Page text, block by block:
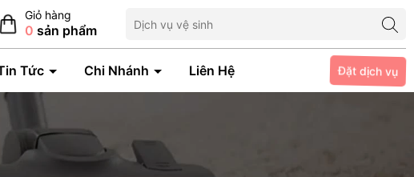
Giỏ hàng
0 sản phẩm
Tức Chi Nhánh Liên Hệ Đặt dịch vụ